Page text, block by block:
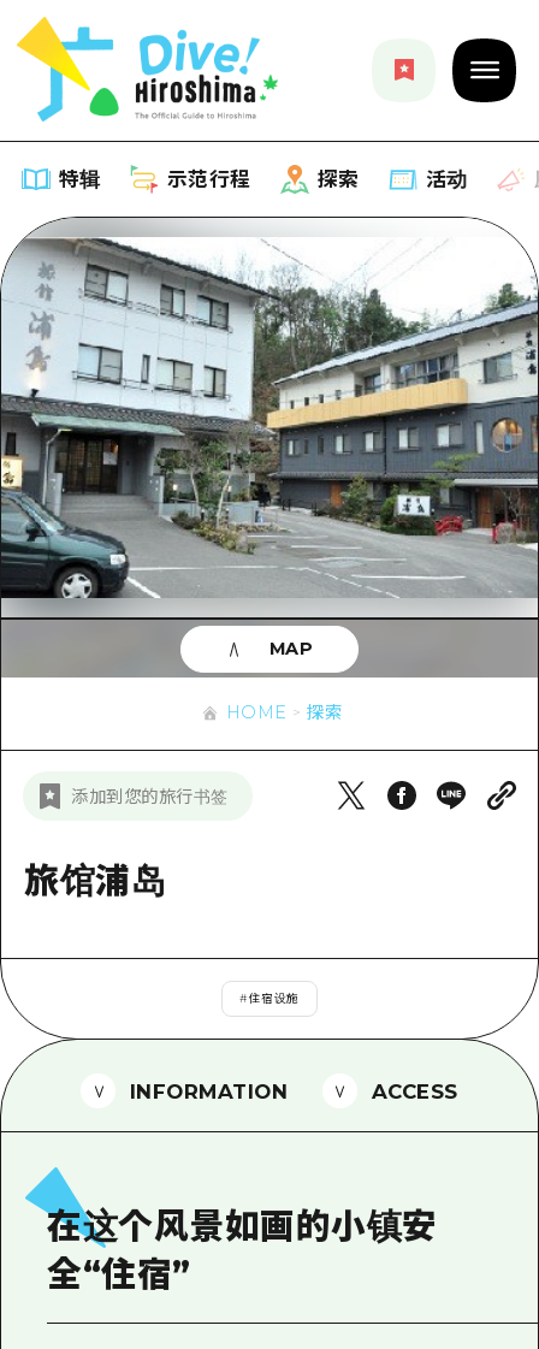
特辑 示范行程 探索 活动
特辑
列表
推荐
艺术
活动·庙会
美食·酒水
骑自行车
购物
运动
夜晚生活
治愈
列表
Dive!Hiroshima官方向导
广岛随意旅行
广岛市内
安艺
答对了
宫岛周边
短途旅行
一日游
1晚2天
2晚3天
探索
列表
广岛市内
安艺
答對了
美北
东山口
岛根
活动
应时信息
有用的信息
列表
超值的游览门票
广岛免费无线上网
常见问题解答
照片下载
新闻
HOME 探索
添加到您的旅行书签
旅馆浦岛
#住宿设施
MAP
INFORMATION ACCESS
在这个风景如画的小镇安
全“住宿”